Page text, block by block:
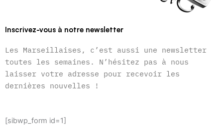
Inscrivez-vous à notre newsletter
Les Marseillaises, c’est aussi une newsletter
toutes les semaines. N’hésitez pas à nous
laisser votre adresse pour recevoir les
dernières nouvelles !
[sibwp_form id=1]